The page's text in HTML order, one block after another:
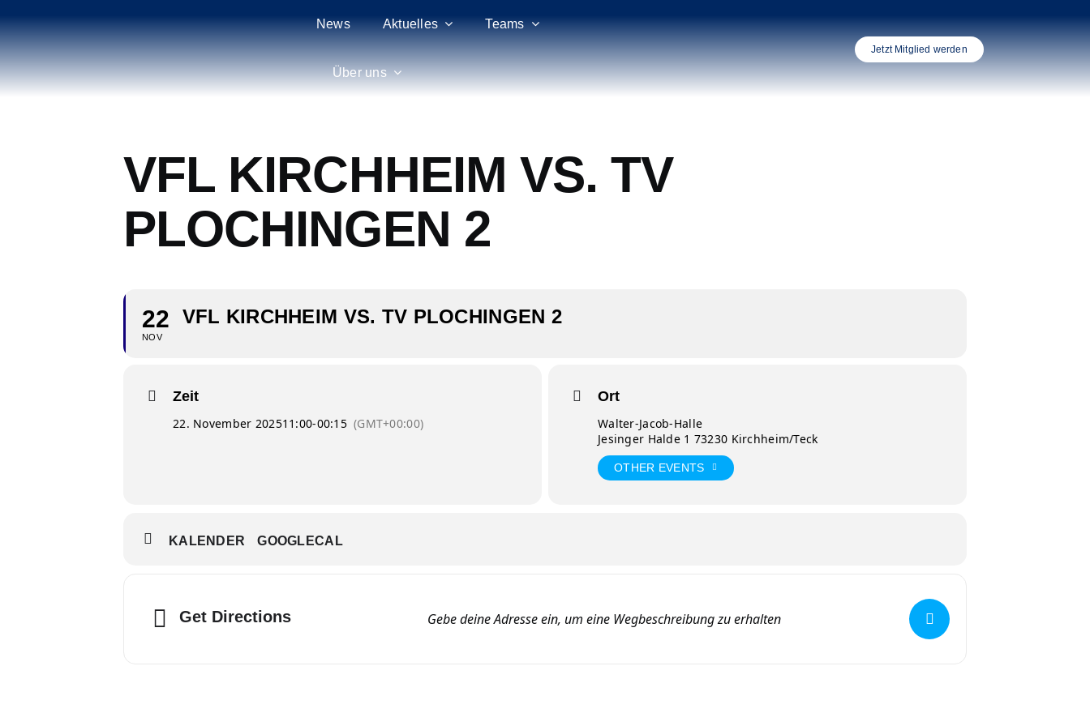
Inhalt
springen
News Aktuelles Teams
Über uns
Jetzt Mitglied werden
VFL KIRCHHEIM VS. TV
PLOCHINGEN 2
22
NOV
VFL KIRCHHEIM VS. TV PLOCHINGEN 2
Zeit
22. November 202511:00-00:15 (GMT+00:00)
Ort
Walter-Jacob-Halle
Jesinger Halde 1 73230 Kirchheim/Teck
OTHER EVENTS
KALENDER GOOGLECAL
Get Directions